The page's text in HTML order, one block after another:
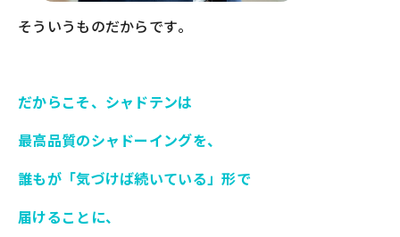
そういうものだからです。
だからこそ、シャドテンは
最高品質のシャドーイングを、
誰もが「気づけば続いている」形で
届けることに、